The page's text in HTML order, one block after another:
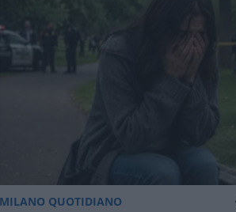
MILANO QUOTIDIANO